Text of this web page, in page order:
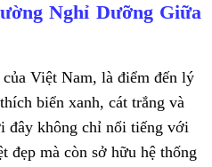
Nghỉ Dưỡng Giữa
Việt Nam, là điểm đến lý
biển xanh, cát trắng và
đây không chỉ nổi tiếng với
đẹp mà còn sở hữu hệ thống